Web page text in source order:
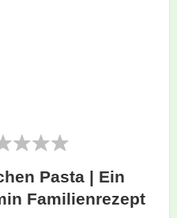
Pasta | Ein
Familienrezept